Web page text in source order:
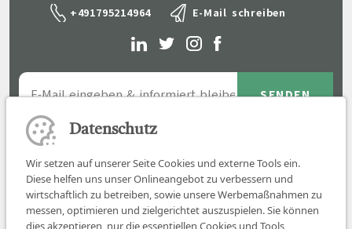
+491795214964 E-Mail schreiben
Datenschutz
Wir setzen auf unserer Seite Cookies und externe Tools ein.
Diese helfen uns unser Onlineangebot zu verbessern und
wirtschaftlich zu betreiben, sowie unsere Werbemaßnahmen zu
messen, optimieren und zielgerichtet auszuspielen. Sie können
dies akzeptieren, nur die essentiellen Cookies und Tools